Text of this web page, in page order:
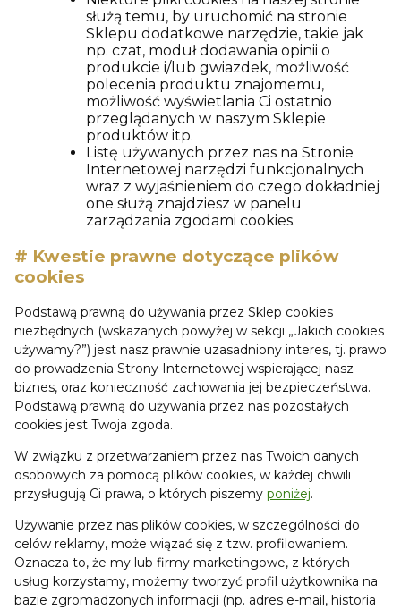
służą temu, by uruchomić na stronie
Sklepu dodatkowe narzędzie, takie jak
np. czat, moduł dodawania opinii o
produkcie i/lub gwiazdek, możliwość
polecenia produktu znajomemu,
możliwość wyświetlania Ci ostatnio
przeglądanych w naszym Sklepie
produktów itp.
Listę używanych przez nas na Stronie
Internetowej narzędzi funkcjonalnych
wraz z wyjaśnieniem do czego dokładniej
one służą znajdziesz w panelu
zarządzania zgodami cookies.
# Kwestie prawne dotyczące plików
cookies
Podstawą prawną do używania przez Sklep cookies
niezbędnych (wskazanych powyżej w sekcji „Jakich cookies
używamy?”) jest nasz prawnie uzasadniony interes, tj. prawo
do prowadzenia Strony Internetowej wspierającej nasz
biznes, oraz konieczność zachowania jej bezpieczeństwa.
Podstawą prawną do używania przez nas pozostałych
cookies jest Twoja zgoda.
W związku z przetwarzaniem przez nas Twoich danych
osobowych za pomocą plików cookies, w każdej chwili
przysługują Ci prawa, o których piszemy poniżej.
Używanie przez nas plików cookies, w szczególności do
celów reklamy, może wiązać się z tzw. profilowaniem.
Oznacza to, że my lub firmy marketingowe, z których
usług korzystamy, możemy tworzyć profil użytkownika na
bazie zgromadzonych informacji (np. adres e-mail, historia